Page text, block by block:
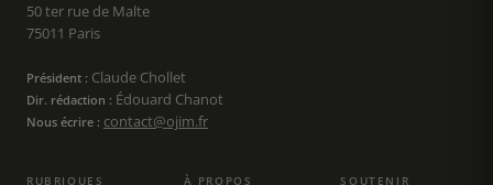
50 ter rue de Malte
75011 Paris
Président : Claude Chollet
Dir. rédaction : Édouard Chanot
Nous écrire : contact@ojim.fr
RUBRIQUES À PROPOS SOUTENIR